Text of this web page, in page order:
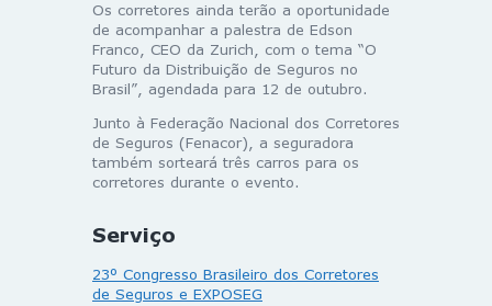
Os corretores ainda terão a oportunidade
de acompanhar a palestra de Edson
Franco, CEO da Zurich, com o tema “O
Futuro da Distribuição de Seguros no
Brasil”, agendada para 12 de outubro.
Junto à Federação Nacional dos Corretores
de Seguros (Fenacor), a seguradora
também sorteará três carros para os
corretores durante o evento.
Serviço
23º Congresso Brasileiro dos Corretores
de Seguros e EXPOSEG